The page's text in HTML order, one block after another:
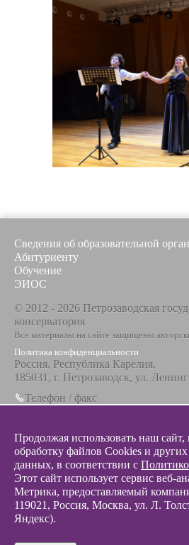
Сведения об образовательной
Абитуриенту
Обучение
ЭИОС
© 2012 - 2026 Петрозаводская
консерватория
Все материалы на сайте защищены
Политика конфиденциальности
Россия, Республика Карелия,
185031, г. Петрозаводск, ул.
Телефон / факс
info@glazunovcons.ru
© 2012 - 2026 Разработка и поддержка
Продолжая использовать наш сайт,
обработку файлов Cookies и других
данных, в соответствии с
Этот сайт использует сервис веб-
Метрика, предоставляемый
119021, Россия, Москва, ул. Л.
Яндекс).